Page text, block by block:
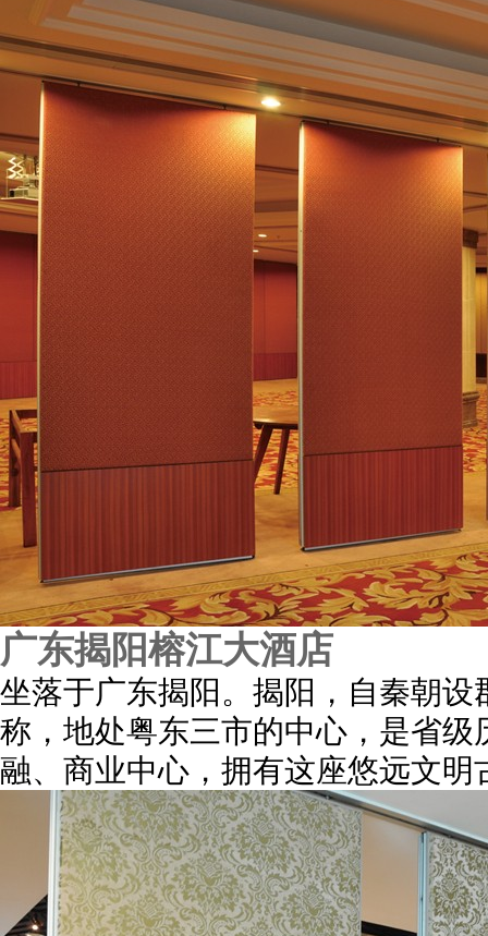
广东揭阳榕江大酒店
坐落于广东揭阳。揭阳，自秦朝
称，地处粤东三市的中心，是省
融、商业中心，拥有这座悠远文